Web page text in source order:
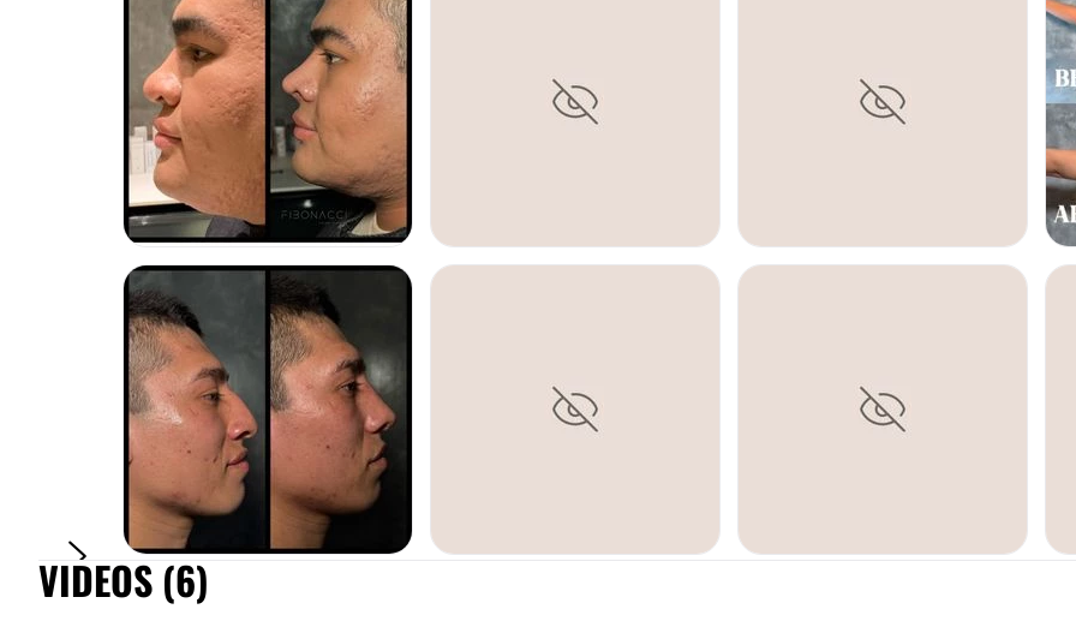
Permiso de publicidad y funcionamiento COFEPRIS
American Society of Plastic Surgeons (ASPS)
International Society of Aesthetic Plastic Surgery (ISAPS)
Atención en:
English
Español
Financiación o facilidades de pago:
Métodos de pago aceptados:
Tarjeta de Crédito/Débito
Transferencia Bancaria
Efectivo
HIPERHIDROSIS
La hiperhidrosis es
puede tratar
una duración de
CONTACTAR
RINOPLASTIA
VIDEOS (6)